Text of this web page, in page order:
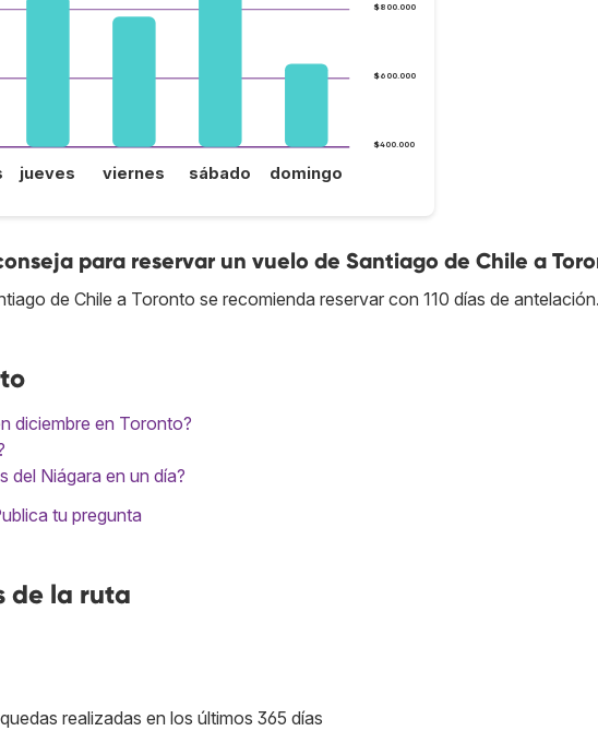
$400.000
$600.000
$800.000
jueves viernes sábado domingo
para reservar un vuelo de Santiago de Chile a
de Chile a Toronto se recomienda reservar con 110 días de
diciembre en Toronto?
del Niágara en un día?
tu pregunta
de la ruta
realizadas en los últimos 365 días